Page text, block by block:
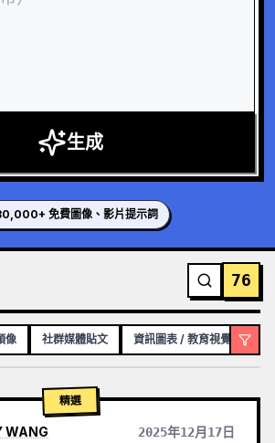
生成
免費圖像、影片提示詞
76
像 社群媒體貼文 資訊圖表 / 教育視覺化內容
精選
WANG 2025年12月17日